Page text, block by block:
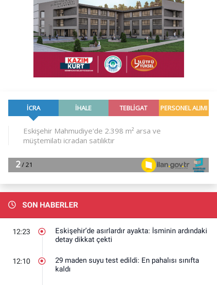
SON HABERLER
12:23
Eskişehir’de asırlardır ayakta: İsminin ardındaki
detay dikkat çekti
12:10
29 maden suyu test edildi: En pahalısı sınıfta
kaldı